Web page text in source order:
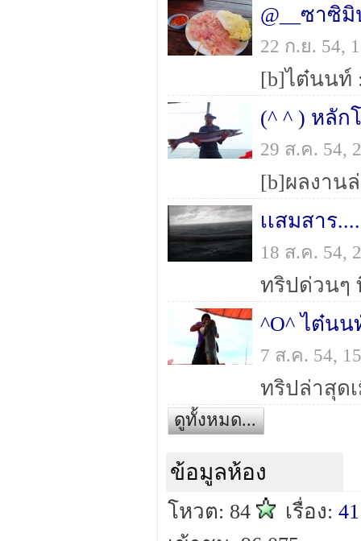
22 ก.ย. 54,
(^ ^ ) หลัก
29 ส.ค. 54,
เเสมสาร
18 ส.ค. 54,
^O^ ไต๋น
7 ส.ค. 54,
ดูทั้งหมด...
ข้อมูลห้อง
โหวต: 84 เรื่อง:41